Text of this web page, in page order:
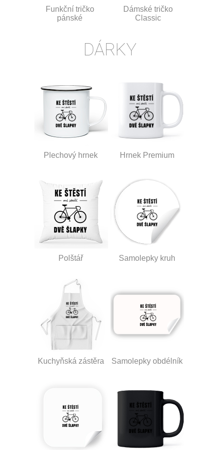
Funkční tričko
pánské
Dámské tričko
Classic
DÁRKY
Plechový hrnek Hrnek Premium
Polštář Samolepky kruh
Kuchyňská zástěra Samolepky obdélník